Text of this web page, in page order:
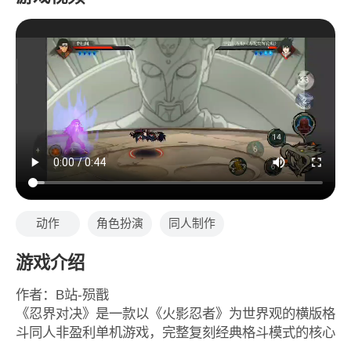
动作 角色扮演 同人制作
游戏介绍
作者：B站-殒戬
《忍界对决》是一款以《火影忍者》为世界观的横版格
斗同人非盈利单机游戏，完整复刻经典格斗模式的核心